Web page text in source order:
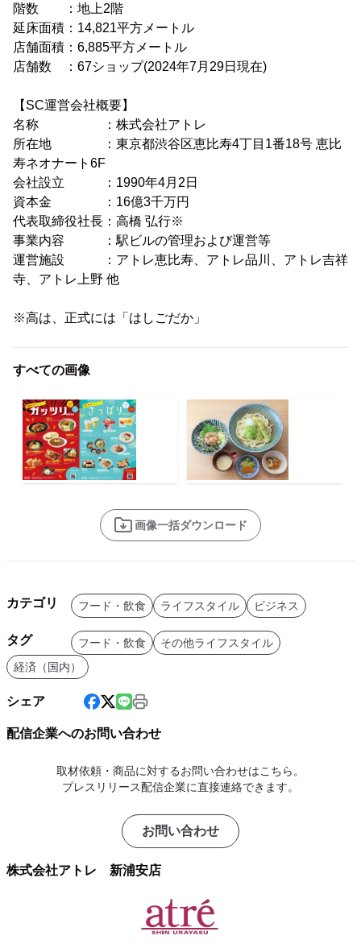
階数 ：地上2階
延床面積：14,821平方メートル
店舗面積：6,885平方メートル
店舗数 ：67ショップ(2024年7月29日現在)
【SC運営会社概要】
名称 ：株式会社アトレ
所在地 ：東京都渋谷区恵比寿4丁目1番18号 恵比
寿ネオナート6F
会社設立 ：1990年4月2日
資本金 ：16億3千万円
代表取締役社長：高橋 弘行※
事業内容 ：駅ビルの管理および運営等
運営施設 ：アトレ恵比寿、アトレ品川、アトレ吉祥
寺、アトレ上野 他
※高は、正式には「はしごだか」
すべての画像
画像一括ダウンロード
カテゴリ フード・飲食 ライフスタイル ビジネス
タグ フード・飲食
その他ライフスタイル
経済（国内）
シェア
配信企業へのお問い合わせ
取材依頼・商品に対するお問い合わせはこちら。
プレスリリース配信企業に直接連絡できます。
お問い合わせ
株式会社アトレ 新浦安店